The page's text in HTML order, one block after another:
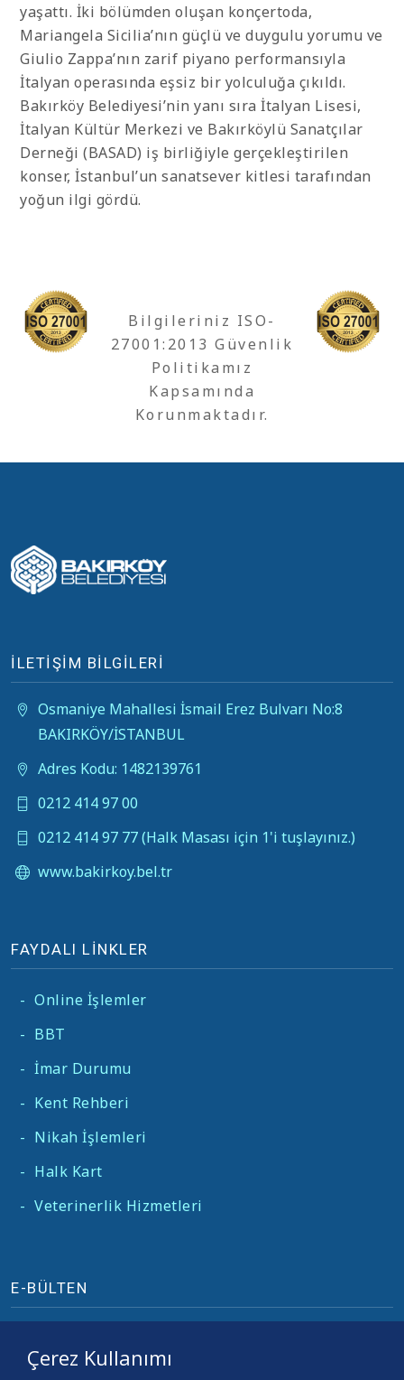
yaşattı. İki bölümden oluşan konçertoda,
Mariangela Sicilia’nın güçlü ve duygulu yorumu ve
Giulio Zappa’nın zarif piyano performansıyla
İtalyan operasında eşsiz bir yolculuğa çıkıldı.
Bakırköy Belediyesi’nin yanı sıra İtalyan Lisesi,
İtalyan Kültür Merkezi ve Bakırköylü Sanatçılar
Derneği (BASAD) iş birliğiyle gerçekleştirilen
konser, İstanbul’un sanatsever kitlesi tarafından
yoğun ilgi gördü.
Bilgileriniz ISO-
27001:2013 Güvenlik
Politikamız
Kapsamında
Korunmaktadır.
İLETİŞİM BİLGİLERİ
Osmaniye Mahallesi İsmail Erez Bulvarı No:8
BAKIRKÖY/İSTANBUL
Adres Kodu: 1482139761
0212 414 97 00
0212 414 97 77 (Halk Masası için 1'i tuşlayınız.)
www.bakirkoy.bel.tr
FAYDALI LİNKLER
- Online İşlemler
- BBT
- İmar Durumu
- Kent Rehberi
- Nikah İşlemleri
- Halk Kart
- Veterinerlik Hizmetleri
E-BÜLTEN
Çerez Kullanımı